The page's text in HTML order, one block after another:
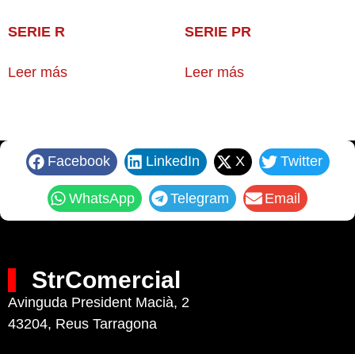
SERIE R
Leer más
SERIE PR
Leer más
Facebook LinkedIn X Twitter
WhatsApp Telegram Email
StrComercial
Avinguda President Macià, 2
43204, Reus Tarragona